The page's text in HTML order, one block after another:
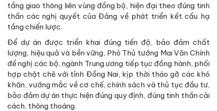
tầng giao thông liên vùng đồng bộ, hiện đại theo đúng tinh
thần các nghị quyết của Đảng về phát triển kết cấu hạ
tầng chiến lược.
Để dự án được triển khai đúng tiến độ, bảo đảm chất
lượng, hiệu quả và bền vững, Phó Thủ tướng Mai Văn Chính
đề nghị các bộ, ngành Trung ương tiếp tục đồng hành, phối
hợp chặt chẽ với tỉnh Đồng Nai, kịp thời tháo gỡ các khó
khăn, vướng mắc về cơ chế, chính sách và thủ tục đầu tư,
bảo đảm dự án thực hiện đúng quy định, đúng tinh thần cải
cách, thông thoáng.